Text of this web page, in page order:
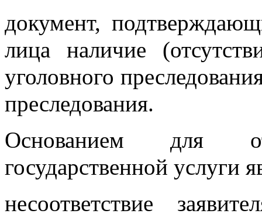
документ,
лица наличие
уголовного
преследования.
Основанием для
государственной услуги
несоответствие